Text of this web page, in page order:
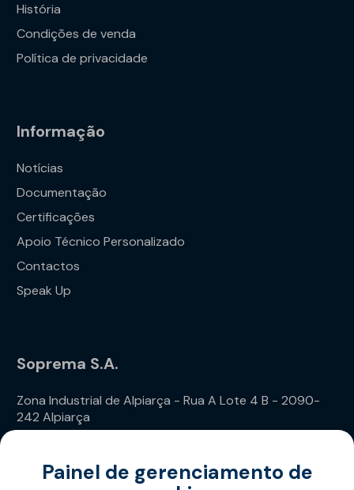
História
Condições de venda
Política de privacidade
Informação
Notícias
Documentação
Certificações
Apoio Técnico Personalizado
Contactos
Speak Up
Soprema S.A.
Zona Industrial de Alpiarça - Rua A Lote 4 B - 2090-
242 Alpiarça
Painel de gerenciamento de